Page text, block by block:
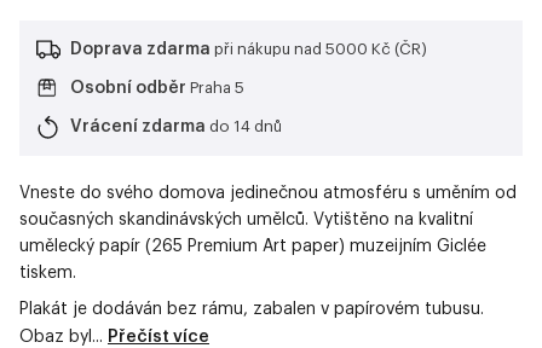
Doprava zdarma při nákupu nad 5000 Kč (ČR)
Osobní odběr Praha 5
Vrácení zdarma do 14 dnů
Vneste do svého domova jedinečnou atmosféru s uměním od
současných skandinávských umělců. Vytištěno na kvalitní
umělecký papír (265 Premium Art paper) muzeijním Giclée
tiskem.
Plakát je dodáván bez rámu, zabalen v papírovém tubusu.
Obaz byl... Přečíst více